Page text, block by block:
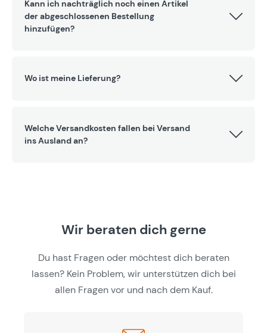
Kann ich nachträglich noch einen Artikel
der abgeschlossenen Bestellung
hinzufügen?
Wo ist meine Lieferung?
Welche Versandkosten fallen bei Versand
ins Ausland an?
Wir beraten dich gerne
Du hast Fragen oder möchtest dich beraten
lassen? Kein Problem, wir unterstützen dich bei
allen Fragen vor und nach dem Kauf.